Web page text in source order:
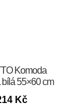
Komoda
bílá 55×60 cm
Kč